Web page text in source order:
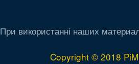
При використанні наших
Copyright © 2018